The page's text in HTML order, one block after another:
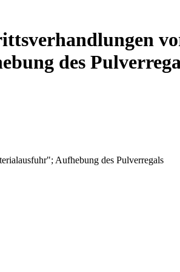
des
Aufhebung des Pulverregals